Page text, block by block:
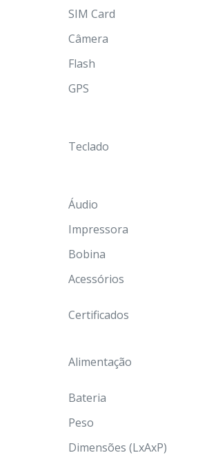
SIM Card
Câmera
Flash
GPS
Teclado
Áudio
Impressora
Bobina
Acessórios
Certificados
Alimentação
Bateria
Peso
Dimensões (LxAxP)